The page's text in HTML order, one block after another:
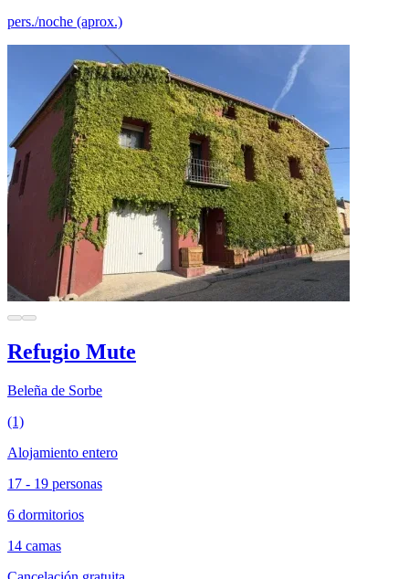
pers./noche (aprox.)
Refugio Mute
Beleña de Sorbe
(1)
Alojamiento entero
17 - 19 personas
6 dormitorios
14 camas